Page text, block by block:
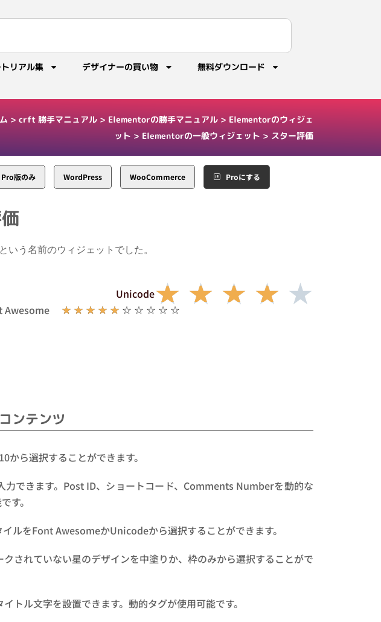
リアル集 デザイナーの買い物 無料ダウンロード
> crft 勝手マニュアル > Elementorの勝手マニュアル > Elementorのウィジェ
ット > Elementorの一般ウィジェット > スター評価
版のみ WordPress WooCommerce Proにする
う名前のウィジェットでした。
Unicode★ ★ ★ ★ ★
Awesome ☆ ☆ ☆ ☆ ☆ ☆ ☆ ☆ ☆ ☆
ンテンツ
から選択することができます。
力できます。Post ID、ショートコード、Comments Numberを動的な
す。
イルをFont AwesomeかUnicodeから選択することができます。
されていない星のデザインを中塗りか、枠のみから選択することがで
トル文字を設置できます。動的タグが使用可能です。